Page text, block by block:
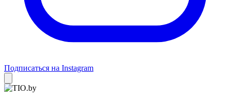
Подписаться на Instagram